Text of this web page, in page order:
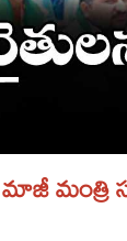
మాజీ మంత్రి